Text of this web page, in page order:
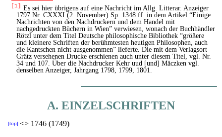
[1]
Es sei hier übrigens auf eine Nachricht im Allg. Litterar. Anzeiger
1797 Nr. CXXXI (2. November) Sp. 1348 ff. in dem Artikel “Einige
Nachrichten von den Nachdruckern und dem Handel mit
nachgedruckten Büchern in Wien” verwiesen, wonach der Buchhändler
Rötzl unter dem Titel Deutsche philosophische Bibliothek “größere
und kleinere Schriften der berühmtesten heutigen Philosophen, auch
die Kantschen nicht ausgenommen” lieferte. Die mit dem Verlagsort
Grätz versehenen Drucke erschienen auch unter diesem Titel, vgl. Nr.
34 und 107. Über die Nachdrucker Kehr uud [und] Mäczken vgl.
denselben Anzeiger, Jahrgang 1798, 1799, 1801.
A. EINZELSCHRIFTEN
<>
[top] 1746 (1749)